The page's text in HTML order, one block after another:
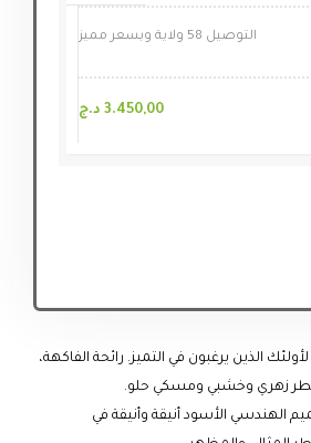
التوصيل 58 ولاية وبسعر مميز
3.450,00 د.ج
لأولئك الذين يرغبون في التميز. رائحة الفاكهة،
زهري وخشبي ومسكي حلو.
الهندسي الأسود أنيقة وأنيقة في